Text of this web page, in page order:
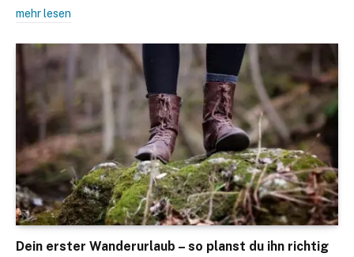
mehr lesen
Dein erster Wanderurlaub – so planst du ihn richtig